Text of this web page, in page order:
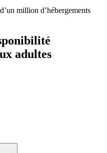
million d’hébergements
adultes